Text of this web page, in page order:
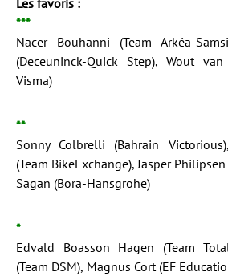
***
Nacer Bouhanni (Team Arkéa-
(Deceuninck-Quick Step), Wout
Visma)
**
Sonny Colbrelli (Bahrain
(Team BikeExchange), Jasper
Sagan (Bora-Hansgrohe)
*
Edvald Boasson Hagen (Team
(Team DSM), Magnus Cort (EF